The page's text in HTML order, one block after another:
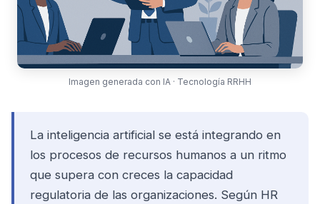
Imagen generada con IA · Tecnología RRHH
La inteligencia artificial se está integrando en
los procesos de recursos humanos a un ritmo
que supera con creces la capacidad
regulatoria de las organizaciones. Según HR